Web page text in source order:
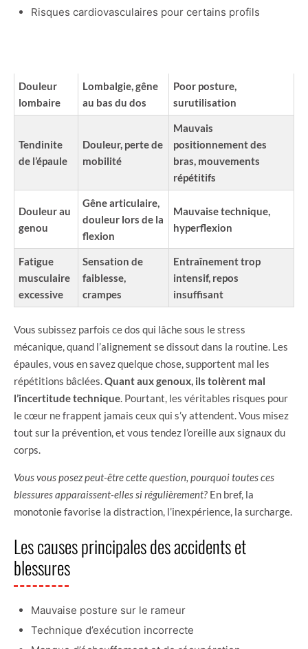
Risques cardiovasculaires pour certains profils
Douleur
lombaire
Lombalgie, gêne
au bas du dos
Poor posture,
surutilisation
Tendinite
de l’épaule
Douleur, perte de
mobilité
Mauvais
positionnement des
bras, mouvements
répétitifs
Douleur au
genou
Gêne articulaire,
douleur lors de la
flexion
Mauvaise technique,
hyperflexion
Fatigue
musculaire
excessive
Sensation de
faiblesse,
crampes
Entraînement trop
intensif, repos
insuffisant
Vous subissez parfois ce dos qui lâche sous le stress
mécanique, quand l’alignement se dissout dans la routine. Les
épaules, vous en savez quelque chose, supportent mal les
répétitions bâclées. Quant aux genoux, ils tolèrent mal
l’incertitude technique . Pourtant, les véritables risques pour
le cœur ne frappent jamais ceux qui s’y attendent. Vous misez
tout sur la prévention, et vous tendez l’oreille aux signaux du
corps.
Vous vous posez peut-être cette question, pourquoi toutes ces
blessures apparaissent-elles si régulièrement? En bref, la
monotonie favorise la distraction, l’inexpérience, la surcharge.
Les causes principales des accidents et
blessures
Mauvaise posture sur le rameur
Technique d’exécution incorrecte